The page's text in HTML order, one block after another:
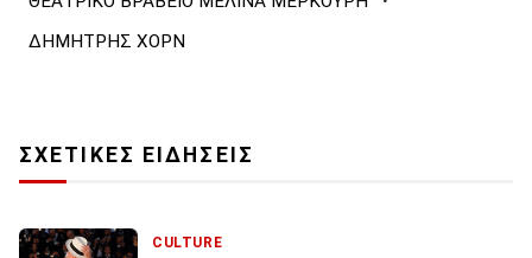
ΔΗΜΗΤΡΗΣ ΧΟΡΝ
ΣΧΕΤΙΚΕΣ ΕΙΔΗΣΕΙΣ
CULTURE